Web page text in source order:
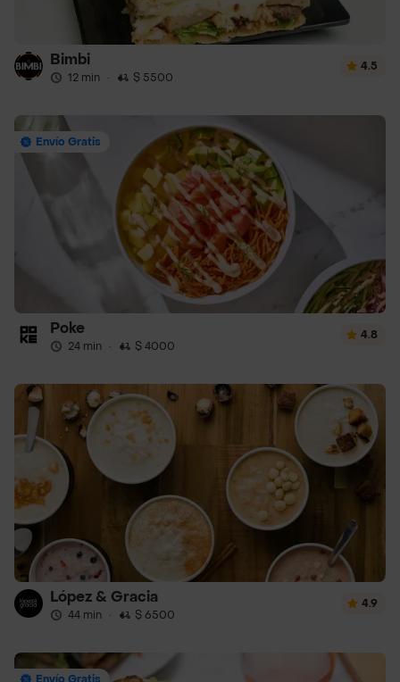
Bimbi
12 min · $ 5500
4.5
Envío Gratis
Poke
24 min · $ 4000
4.8
López & Gracia
44 min · $ 6500
4.9